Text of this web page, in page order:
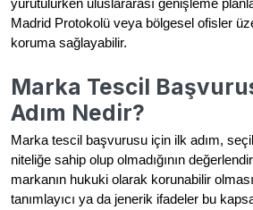
yürütülürken uluslararası genişleme
Madrid Protokolü veya bölgesel ofisler
koruma sağlayabilir.
Marka Tescil
Adım Nedir?
Marka tescil başvurusu için ilk adım,
niteliğe sahip olup olmadığının
markanın hukuki olarak korunabilir
tanımlayıcı ya da jenerik ifadeler bu